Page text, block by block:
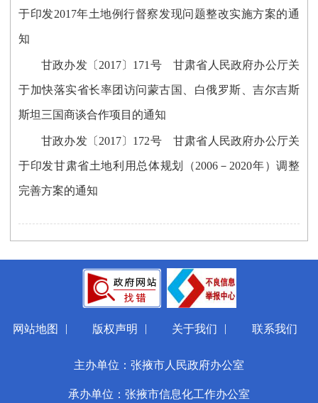
于印发2017年土地例行督察发现问题整改实施方案的通
知
甘政办发〔2017〕171号 甘肃省人民政府办公厅关
于加快落实省长率团访问蒙古国、白俄罗斯、吉尔吉斯
斯坦三国商谈合作项目的通知
甘政办发〔2017〕172号 甘肃省人民政府办公厅关
于印发甘肃省土地利用总体规划（2006－2020年）调整
完善方案的通知
网站地图 | 版权声明 | 关于我们 | 联系我们
主办单位：张掖市人民政府办公室
承办单位：张掖市信息化工作办公室